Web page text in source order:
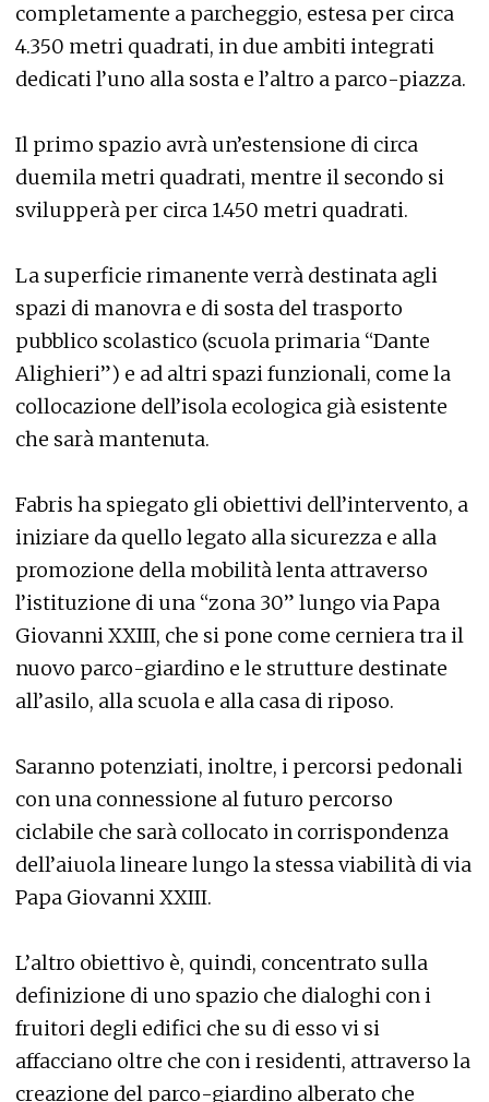
completamente a parcheggio, estesa per circa
4.350 metri quadrati, in due ambiti integrati
dedicati l’uno alla sosta e l’altro a parco-piazza.
Il primo spazio avrà un’estensione di circa
duemila metri quadrati, mentre il secondo si
svilupperà per circa 1.450 metri quadrati.
La superficie rimanente verrà destinata agli
spazi di manovra e di sosta del trasporto
pubblico scolastico (scuola primaria “Dante
Alighieri”) e ad altri spazi funzionali, come la
collocazione dell’isola ecologica già esistente
che sarà mantenuta.
Fabris ha spiegato gli obiettivi dell’intervento, a
iniziare da quello legato alla sicurezza e alla
promozione della mobilità lenta attraverso
l’istituzione di una “zona 30” lungo via Papa
Giovanni XXIII, che si pone come cerniera tra il
nuovo parco-giardino e le strutture destinate
all’asilo, alla scuola e alla casa di riposo.
Saranno potenziati, inoltre, i percorsi pedonali
con una connessione al futuro percorso
ciclabile che sarà collocato in corrispondenza
dell’aiuola lineare lungo la stessa viabilità di via
Papa Giovanni XXIII.
L’altro obiettivo è, quindi, concentrato sulla
definizione di uno spazio che dialoghi con i
fruitori degli edifici che su di esso vi si
affacciano oltre che con i residenti, attraverso la
creazione del parco-giardino alberato che